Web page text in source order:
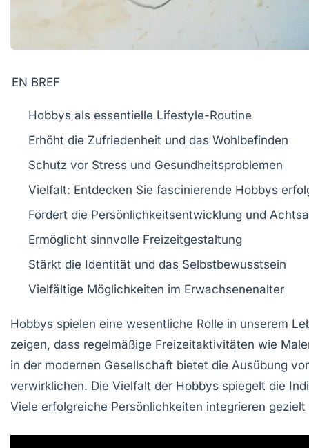
EN BREF
Hobbys als essentielle Lifestyle-Routine
Erhöht die Zufriedenheit und das Wohlbefinden
Schutz vor Stress und Gesundheitsproblemen
Vielfalt: Entdecken Sie fascinierende Hobbys
Fördert die Persönlichkeitsentwicklung und
Ermöglicht sinnvolle Freizeitgestaltung
Stärkt die Identität und das Selbstbewusstsein
Vielfältige Möglichkeiten im Erwachsenenalter
Hobbys spielen eine wesentliche Rolle in unserem
zeigen, dass regelmäßige Freizeitaktivitäten wie
in der modernen Gesellschaft bietet die Ausübung
verwirklichen. Die Vielfalt der Hobbys spiegelt die
Viele erfolgreiche Persönlichkeiten integrieren